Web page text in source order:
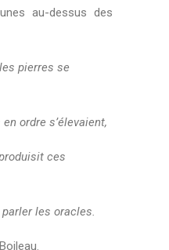
au-dessus des
pierres se
ordre s’élevaient,
ces
les oracles.